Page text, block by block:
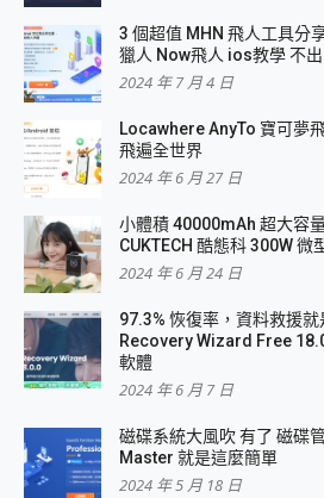
3 個超值 MHN 飛人工具分
獵人 Now飛人 ios教學 不
2024 年 7 月 4 日
Locawhere AnyTo 寶可夢
飛遍全世界
2024 年 6 月 27 日
小體積 40000mAh 超大容
CUKTECH 酷態科 300W 微
2024 年 6 月 24 日
97.3% 恢復率，資料救援
Recovery Wizard Free
軟體
2024 年 6 月 7 日
磁碟系統大風吹 有了 磁碟
Master 就是這麼簡單
2024 年 5 月 18 日